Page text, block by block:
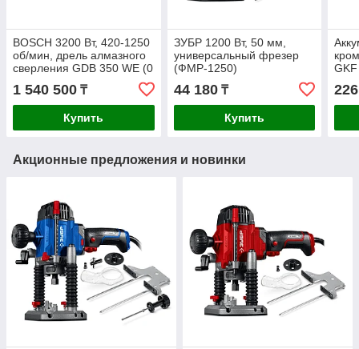
BOSCH 3200 Вт, 420-1250
об/мин, дрель алмазного
сверления GDB 350 WE (0
1 540 500 ₸
Купить
ЗУБР 1200 Вт, 50 мм,
универсальный фрезер
(ФМР-1250)
44 180₸
Купить
Акционные предложения и новинки